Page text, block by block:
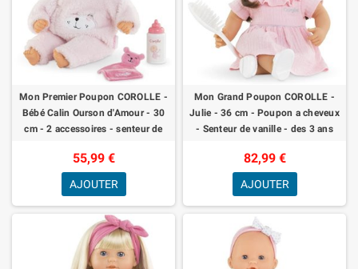
Mon Premier Poupon COROLLE -
Bébé Calin Ourson d'Amour - 30
cm - 2 accessoires - senteur de
55,99 €
AJOUTER
Mon Grand Poupon COROLLE -
Julie - 36 cm - Poupon a cheveux
- Senteur de vanille - des 3 ans
82,99 €
AJOUTER